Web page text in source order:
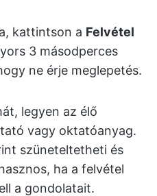
kattintson a Felvétel
3 másodperces
ne érje meglepetés.
legyen az élő
vagy oktatóanyag.
szüneteltetheti és
ha a felvétel
a gondolatait.